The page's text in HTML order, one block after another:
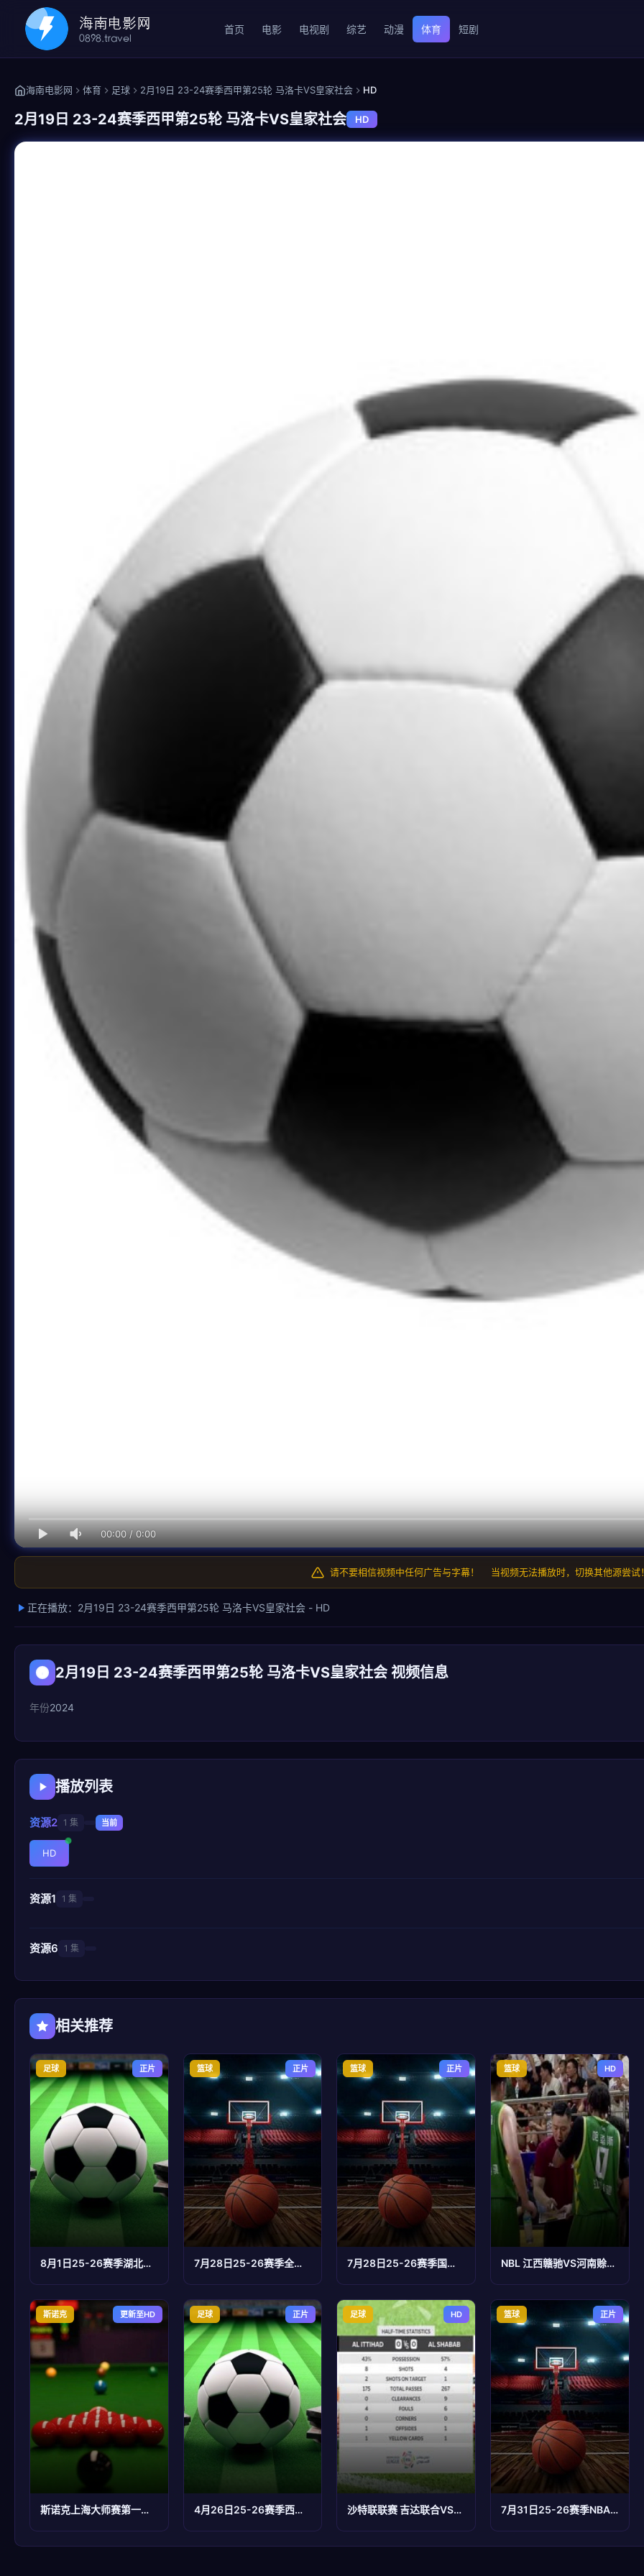
首页 电影 电视剧 综艺 动漫 体育 短剧
海南电影网 体育 足球 2月19日 23-24赛季西甲第25轮 马洛卡VS皇家社会 HD
2月19日 23-24赛季西甲第25轮 马洛卡VS皇家社会 HD
00:00/0:00
请不要相信视频中任何广告与字幕！ 当视频无法播放时，切换其他源尝试
正在播放：2月19日 23-24赛季西甲第25轮 马洛卡VS皇家社会 - HD
2月19日 23-24赛季西甲第25轮 马洛卡VS皇家社会 视频信息
年份2024
播放列表
资源2 1 集 当前
HD
资源1 1 集
资源6 1 集
相关推荐
足球 正片
8月1日25-26赛季湖北省城市足球联赛 神农架队VS荆门金龙泉队
篮球 正片
7月28日25-26赛季全国女子篮球锦标赛 山东赤水河酒69VS54新疆天山
篮球 正片
7月28日25-26赛季国青男篮热身赛 韩国东国大学VS加拿大大卫安篮球学院
篮球 HD
NBL 江西赣驰VS河南赊店老酒 20240713
斯诺克 更新至HD
斯诺克上海大师赛第一轮：罗尼·奥沙利文VS刘林昊
足球 正片
4月26日25-26赛季西甲联赛 瓦伦西亚VS吉罗纳
足球 HD
沙特联联赛 吉达联合VS利雅得青年人 20240427
篮球 正片
7月31日25-26赛季NBA经典赛事 火箭VS勇士